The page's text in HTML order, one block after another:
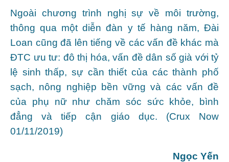
Ngoài chương trình nghị sự về môi trường,
thông qua một diễn đàn y tế hàng năm, Đài
Loan cũng đã lên tiếng về các vấn đề khác mà
ĐTC ưu tư: đô thị hóa, vấn đề dân số già với tỷ
lệ sinh thấp, sự cần thiết của các thành phố
sạch, nông nghiệp bền vững và các vấn đề
của phụ nữ như chăm sóc sức khỏe, bình
đẳng và tiếp cận giáo dục. (Crux Now
01/11/2019)
Ngọc Yến